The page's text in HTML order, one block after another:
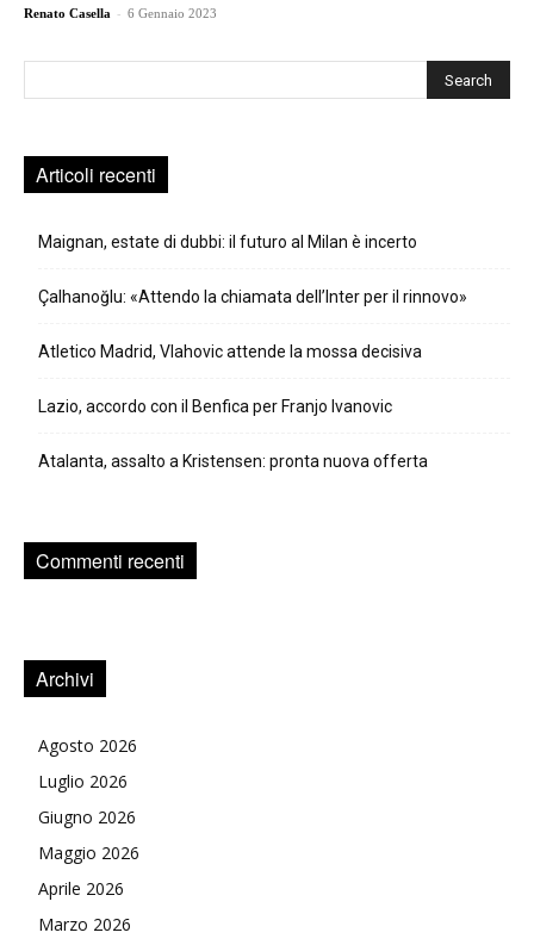
Renato Casella - 6 Gennaio 2023
Articoli recenti
Maignan, estate di dubbi: il futuro al Milan è incerto
Çalhanoğlu: «Attendo la chiamata dell’Inter per il rinnovo»
Atletico Madrid, Vlahovic attende la mossa decisiva
Lazio, accordo con il Benfica per Franjo Ivanovic
Atalanta, assalto a Kristensen: pronta nuova offerta
Commenti recenti
Archivi
Agosto 2026
Luglio 2026
Giugno 2026
Maggio 2026
Aprile 2026
Marzo 2026